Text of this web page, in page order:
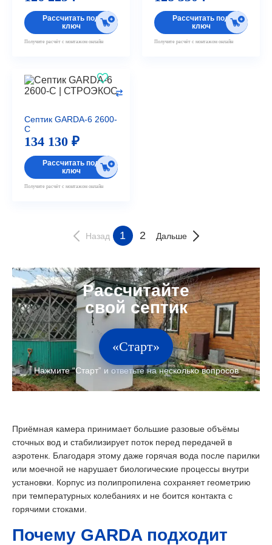
Рассчитать под
ключ
Получите расчёт с монтажом онлайн
Рассчитать под
ключ
Получите расчёт с монтажом онлайн
Септик GARDA-6 2600-
С
134 130 ₽
Рассчитать под
ключ
Получите расчёт с монтажом онлайн
Назад 1 2 Дальше
«Старт»
Приёмная камера принимает большие разовые объёмы
сточных вод и стабилизирует поток перед передачей в
аэротенк. Благодаря этому даже горячая вода после парилки
или моечной не нарушает биологические процессы внутри
установки. Корпус из полипропилена сохраняет геометрию
при температурных колебаниях и не боится контакта с
горячими стоками.
Почему GARDA подходит